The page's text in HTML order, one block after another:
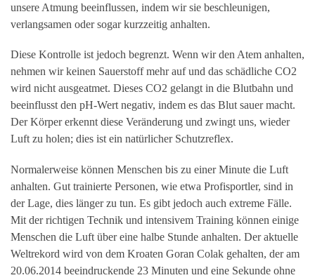
unsere Atmung beeinflussen, indem wir sie beschleunigen,
verlangsamen oder sogar kurzzeitig anhalten.
Diese Kontrolle ist jedoch begrenzt. Wenn wir den Atem anhalten,
nehmen wir keinen Sauerstoff mehr auf und das schädliche CO2
wird nicht ausgeatmet. Dieses CO2 gelangt in die Blutbahn und
beeinflusst den pH-Wert negativ, indem es das Blut sauer macht.
Der Körper erkennt diese Veränderung und zwingt uns, wieder
Luft zu holen; dies ist ein natürlicher Schutzreflex.
Normalerweise können Menschen bis zu einer Minute die Luft
anhalten. Gut trainierte Personen, wie etwa Profisportler, sind in
der Lage, dies länger zu tun. Es gibt jedoch auch extreme Fälle.
Mit der richtigen Technik und intensivem Training können einige
Menschen die Luft über eine halbe Stunde anhalten. Der aktuelle
Weltrekord wird von dem Kroaten Goran Colak gehalten, der am
20.06.2014 beeindruckende 23 Minuten und eine Sekunde ohne